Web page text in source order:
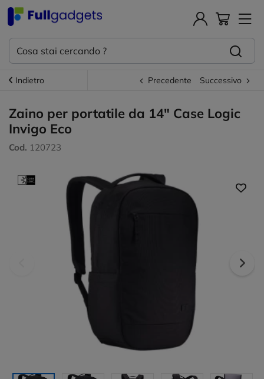
Indietro Precedente Successivo
Zaino per portatile da 14" Case Logic
Invigo Eco
Cod. 120723